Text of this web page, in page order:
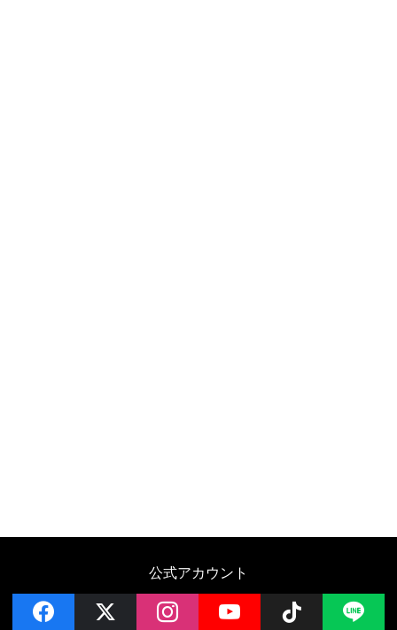
公式アカウント
facebook instagramYouTube Follow